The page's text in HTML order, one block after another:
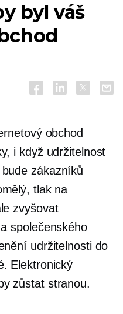
byl váš
obchod
i když udržitelnost
zákazníků
tlak na
zvyšovat
společenského
udržitelnosti do
Elektronický
zůstat stranou.